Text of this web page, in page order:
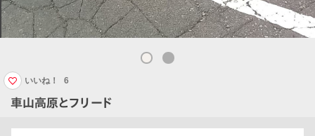
車山高原とフリード
いいね！ 6